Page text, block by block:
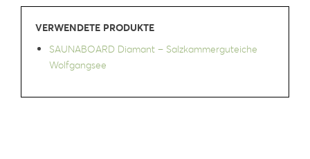
VERWENDETE PRODUKTE
SAUNABOARD Diamant – Salzkammerguteiche
Wolfgangsee